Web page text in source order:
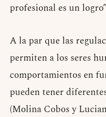
profesional es un
A la par que las
permiten a los seres
comportamientos en
pueden tener
(Molina Cobos y